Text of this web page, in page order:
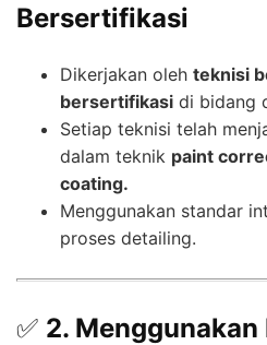
Bersertifikasi
Dikerjakan oleh teknisi
bersertifikasi di bidang
Setiap teknisi telah
dalam teknik paint
coating.
Menggunakan standar
proses detailing.
✅ 2. Menggunakan